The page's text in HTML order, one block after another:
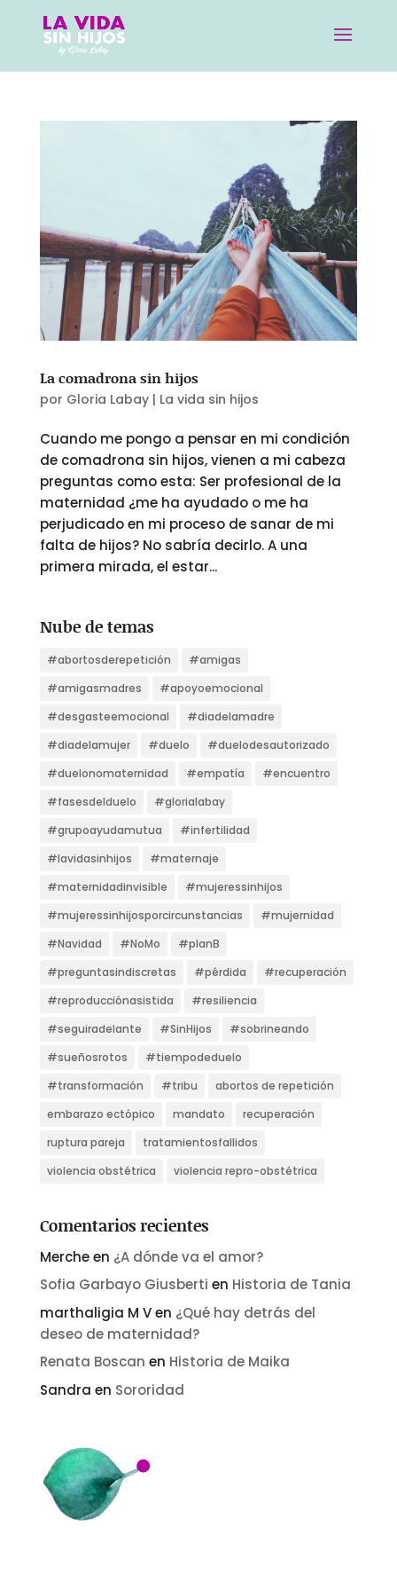
La comadrona sin hijos
por Gloria Labay| La vida sin hijos
Cuando me pongo a pensar en mi condición
de comadrona sin hijos, vienen a mi cabeza
preguntas como esta: Ser profesional de la
maternidad ¿me ha ayudado o me ha
perjudicado en mi proceso de sanar de mi
falta de hijos? No sabría decirlo. A una
primera mirada, el estar...
Nube de temas
#abortosderepetición
#amigas
#amigasmadres
#apoyoemocional
#desgasteemocional
#diadelamadre
#diadelamujer
#duelo
#duelodesautorizado
#duelonomaternidad
#empatía
#encuentro
#fasesdelduelo
#glorialabay
#grupoayudamutua
#infertilidad
#lavidasinhijos
#maternaje
#maternidadinvisible
#mujeressinhijos
#mujeressinhijosporcircunstancias
#mujernidad
#Navidad
#NoMo
#planB
#preguntasindiscretas
#pérdida
#recuperación
#reproducciónasistida
#resiliencia
#seguiradelante
#SinHijos
#sobrineando
#sueñosrotos
#tiempodeduelo
#transformación
#tribu
abortos de repetición
embarazo ectópico
mandato
recuperación
ruptura pareja
tratamientosfallidos
violencia obstétrica
violencia repro-obstétrica
Comentarios recientes
Mercheen ¿A dónde va el amor?
Sofia Garbayo Giusberti en Historia de Tania
marthaligia M Ven ¿Qué hay detrás del
deseo de maternidad?
Renata Boscan en Historia de Maika
Sandra en Sororidad